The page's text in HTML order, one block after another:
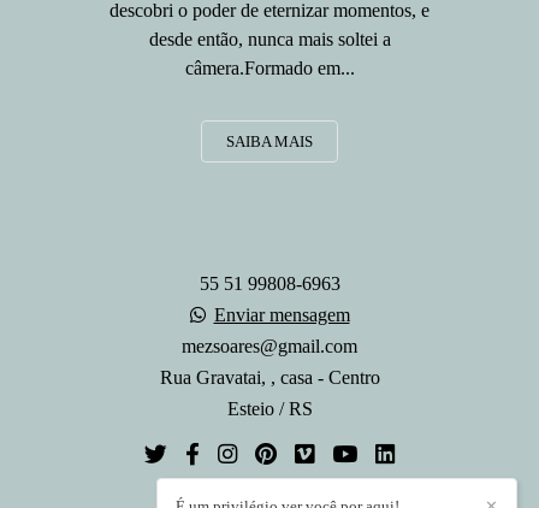
descobri o poder de eternizar momentos, e
desde então, nunca mais soltei a
câmera.Formado em...
SAIBA MAIS
55 51 99808-6963
Enviar mensagem
mezsoares@gmail.com
Rua Gravatai, , casa - Centro
Esteio / RS